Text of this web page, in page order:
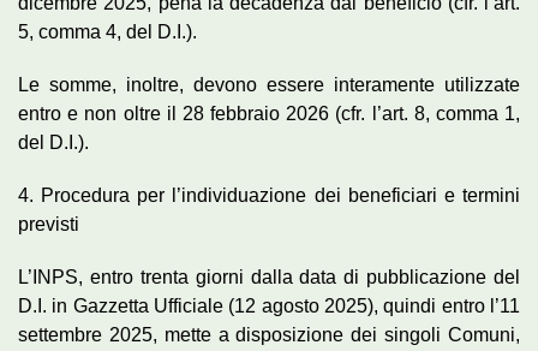
5, comma 4, del D.I.).
Le somme, inoltre, devono essere interamente utilizzate
entro e non oltre il 28 febbraio 2026 (cfr. l’art. 8, comma 1,
del D.I.).
4. Procedura per l’individuazione dei beneficiari e termini
previsti
L’INPS, entro trenta giorni dalla data di pubblicazione del
D.I. in Gazzetta Ufficiale (12 agosto 2025), quindi entro l’11
settembre 2025, mette a disposizione dei singoli Comuni,